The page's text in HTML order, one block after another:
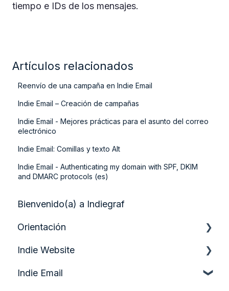
tiempo e IDs de los mensajes.
Artículos relacionados
Reenvío de una campaña en Indie Email
Indie Email – Creación de campañas
Indie Email - Mejores prácticas para el asunto del correo
electrónico
Indie Email: Comillas y texto Alt
Indie Email - Authenticating my domain with SPF, DKIM
and DMARC protocols (es)
Bienvenido(a) a Indiegraf
Orientación
Guía de inicio rápido
Indie Website
Analítica y crecimiento
Indie Email